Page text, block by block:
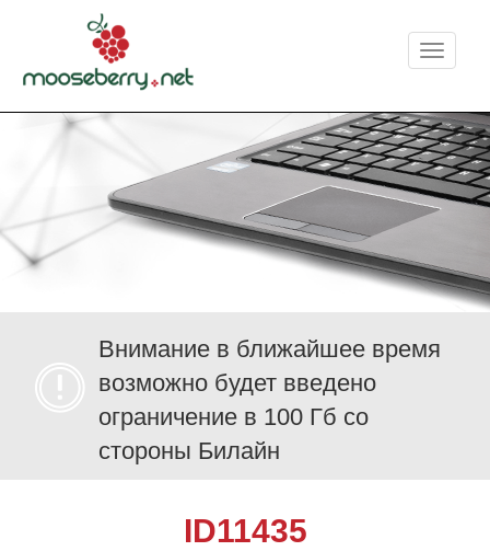
Меню
Внимание в ближайшее время
возможно будет введено
ограничение в 100 Гб со
стороны Билайн
ID11435